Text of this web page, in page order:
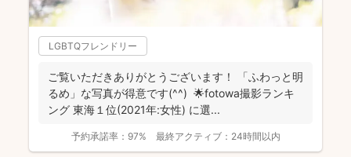
LGBTQフレンドリー
ご覧いただきありがとうございます！ 「ふわっと明
るめ」な写真が得意です(^^) 🌟fotowa撮影ランキ
ング 東海１位(2021年:女性) に選...
予約承諾率： 97% 最終アクティブ： 24時間以内